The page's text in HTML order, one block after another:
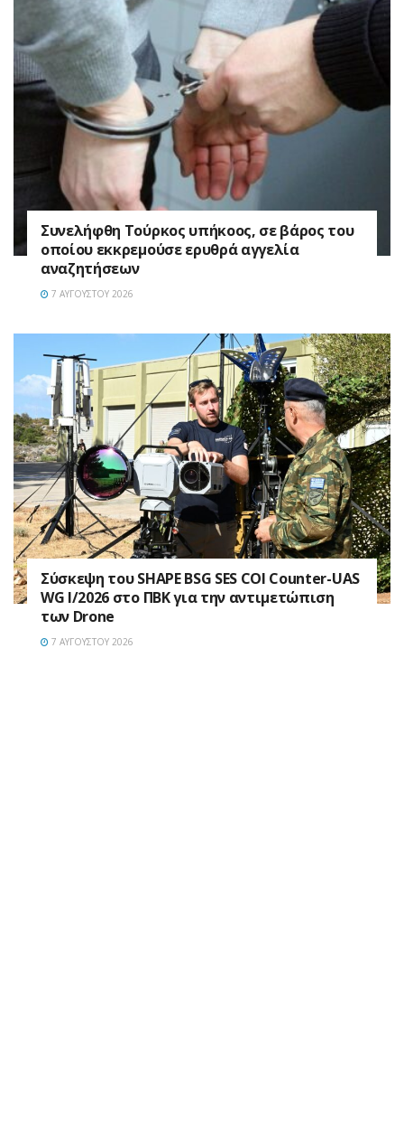
Συνελήφθη Τούρκος υπήκοος, σε βάρος του
οποίου εκκρεμούσε ερυθρά αγγελία
αναζητήσεων
7 ΑΥΓΟΎΣΤΟΥ 2026
Σύσκεψη του SHAPE BSG SES COI Counter-UAS
WG I/2026 στο ΠΒΚ για την αντιμετώπιση
των Drone
7 ΑΥΓΟΎΣΤΟΥ 2026